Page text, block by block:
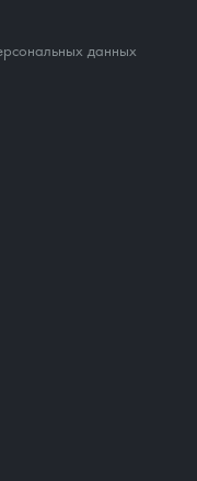
данных